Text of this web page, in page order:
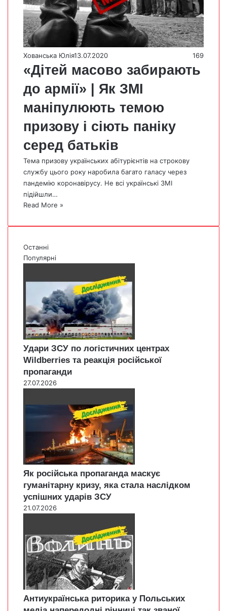
Хованська Юлія13.07.2020 169
«Дітей масово забирають
до армії» | Як ЗМІ
маніпулюють темою
призову і сіють паніку
серед батьків
Тема призову українських абітурієнтів на строкову
службу цього року наробила багато галасу через
пандемію коронавірусу. Не всі українські ЗМІ
підійшли…
Read More »
Останні
Популярні
Удари ЗСУ по логістичних центрах
Wildberries та реакція російської
пропаганди
27.07.2026
Як російська пропаганда маскує
гуманітарну кризу, яка стала наслідком
успішних ударів ЗСУ
21.07.2026
Антиукраїнська риторика у Польських